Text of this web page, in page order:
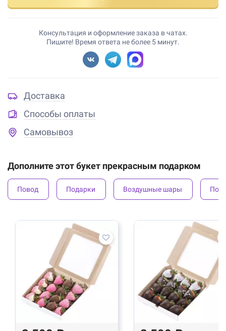
Консультация и оформление заказа в чатах.
Пишите! Время ответа не более 5 минут.
Доставка
Способы оплаты
Самовывоз
Дополните этот букет прекрасным подарком
Повод Подарки Воздушные шары